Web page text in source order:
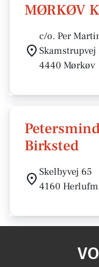
MØRKØV
c/o. Per
Skamstrupvej
4440 Mørkøv
Birksted
Skelbyvej 65
4160